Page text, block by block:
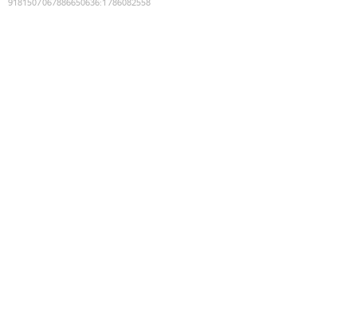
9181507067886650636:1786082558